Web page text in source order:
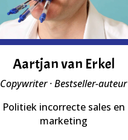
Aartjan van Erkel
Copywriter · Bestseller-auteur
Politiek incorrecte sales en
marketing